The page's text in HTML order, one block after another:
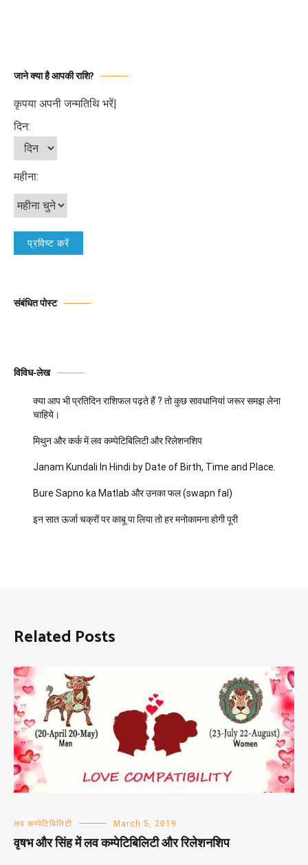
जाने क्या है आपकी राशि?
कृपया अपनी जन्मतिथि भरें|
दिन:
महीना:
संबंधित पोस्ट
विविध-लेख
क्या आप भी प्रतिदिन राशिफल पढ़ते हैं ? तो कुछ सावधानियां जरूर समझ लेना
चाहिये।
मिथुन और कर्क में लव कम्पेटिबिलिटी और रिलेशनशिप
Janam Kundali In Hindi by Date of Birth, Time and Place.
Bure Sapno ka Matlab और उनका फल (swapn fal)
इन सात ऊर्जा चक्रों पर काबू पा लिया तो हर मनोकामना होगी पूरी
Related Posts
लव कम्पेटिबिलिटी March 5, 2019
वृषभ और सिंह में लव कम्पेटिबिलिटी और रिलेशनशिप